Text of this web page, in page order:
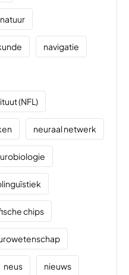
natuur
navigatie
(NFL)
neuraal netwerk
chips
neus nieuws